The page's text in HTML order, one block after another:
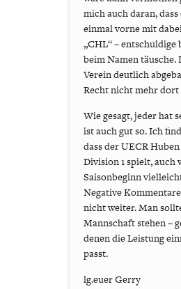
mich auch daran,
einmal vorne mit
„CHL“ –
beim Namen täusche.
Verein deutlich
Recht nicht mehr
Wie gesagt, jeder hat
ist auch gut so. Ich
dass der UECR
Division 1 spielt, auch
Saisonbeginn
Negative
nicht weiter. Man
Mannschaft stehen –
denen die Leistung
passt.
lg.euer Gerry